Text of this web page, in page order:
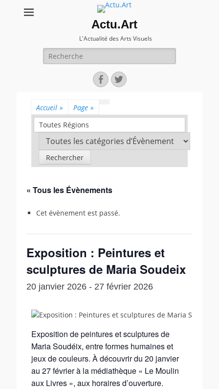
Actu.Art
L'Actualité des Arts Visuels
Recherche
pour:
Facebook
Twitter
Accueil » Page »
Toutes Régions
« Tous les Évènements
Cet évènement est passé.
Exposition : Peintures et
sculptures de Maria Soudeix
20 janvier 2026 - 27 février 2026
Exposition de peintures et sculptures de
Maria Soudéix, entre formes humaines et
jeux de couleurs. À découvrir du 20 janvier
au 27 février à la médiathèque « Le Moulin
aux Livres », aux horaires d’ouverture.